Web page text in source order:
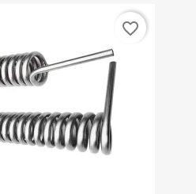
favorite_border